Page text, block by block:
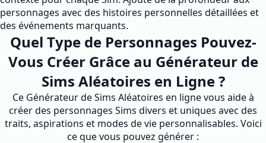
personnages avec des histoires personnelles détaillées et
des événements marquants.
Quel Type de Personnages Pouvez-
Vous Créer Grâce au Générateur de
Sims Aléatoires en Ligne ?
Ce Générateur de Sims Aléatoires en ligne vous aide à
créer des personnages Sims divers et uniques avec des
traits, aspirations et modes de vie personnalisables. Voici
ce que vous pouvez générer :